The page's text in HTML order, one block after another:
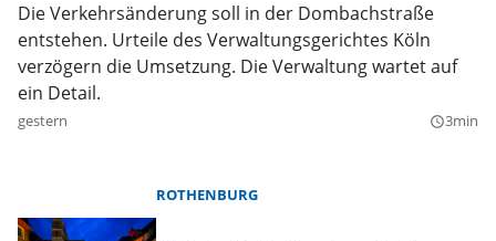
Die Verkehrsänderung soll in der Dombachstraße
entstehen. Urteile des Verwaltungsgerichtes Köln
verzögern die Umsetzung. Die Verwaltung wartet auf
ein Detail.
gestern query_builder3min
ROTHENBURG